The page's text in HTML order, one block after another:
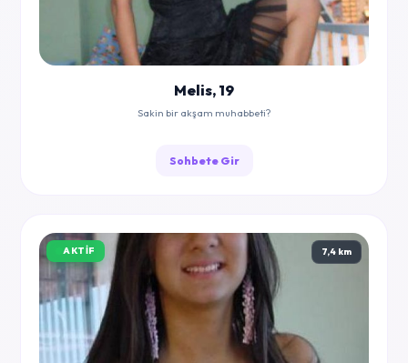
Melis, 19
Sakin bir akşam muhabbeti?
Sohbete Gir
AKTIF 7,4 km